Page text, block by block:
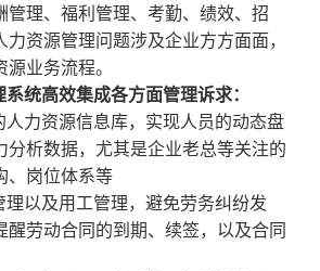
管理、福利管理、考勤、绩效、招
资源管理问题涉及企业方方面面，
业务流程。
统高效集成各方面管理诉求：
力资源信息库，实现人员的动态盘
分析数据，尤其是企业老总等关注的
、岗位体系等
以及用工管理，避免劳务纠纷发
醒劳动合同的到期、续签，以及合同